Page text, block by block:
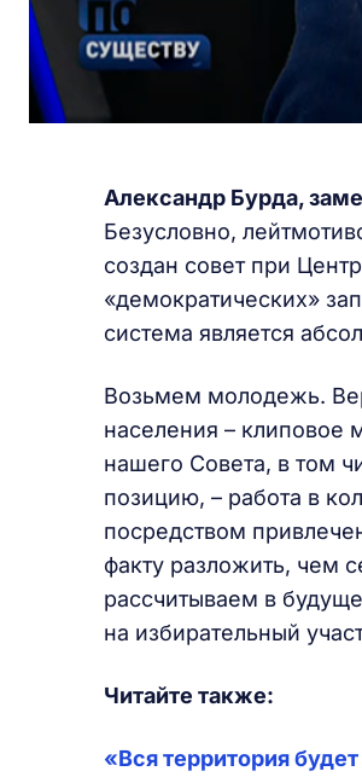
Александр Бурда,
Безусловно,
создан совет при
«демократических»
система является
Возьмем молодежь.
населения – клиповое
нашего Совета, в том
позицию, – работа в
посредством
факту разложить, чем
рассчитываем в
на избирательный
Читайте также:
«Вся территория